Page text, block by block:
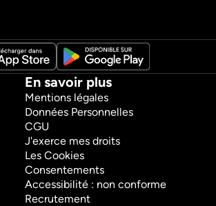
En savoir plus
Mentions légales
Données Personnelles
CGU
J'exerce mes droits
Les Cookies
Consentements
Accessibilité : non conforme
Recrutement